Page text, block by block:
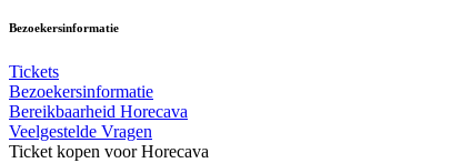
Bezoekersinformatie
Tickets
Bezoekersinformatie
Bereikbaarheid Horecava
Veelgestelde Vragen
Ticket kopen voor Horecava